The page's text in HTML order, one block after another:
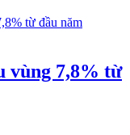
vùng 7,8% từ